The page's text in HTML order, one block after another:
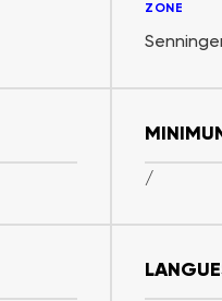
ZONE
/